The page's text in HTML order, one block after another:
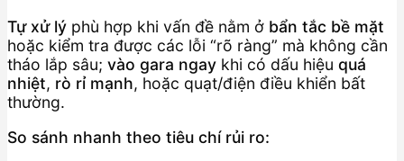
Tự xử lý phù hợp khi vấn đề nằm ở bẩn tắc bề mặt
hoặc kiểm tra được các lỗi “rõ ràng” mà không cần
tháo lắp sâu; vào gara ngay khi có dấu hiệu quá
nhiệt, rò rỉ mạnh, hoặc quạt/điện điều khiển bất
thường.
So sánh nhanh theo tiêu chí rủi ro: